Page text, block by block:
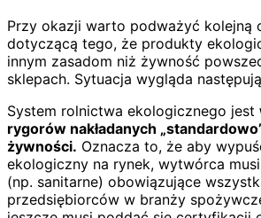
Przy okazji warto podważyć kolejną
dotyczącą tego, że produkty
innym zasadom niż żywność
sklepach. Sytuacja wygląda
System rolnictwa ekologicznego jest
rygorów nakładanych
żywności. Oznacza to, że aby
ekologiczny na rynek, wytwórca
(np. sanitarne) obowiązujące
przedsiębiorców w branży